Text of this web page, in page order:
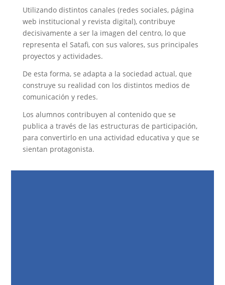
Utilizando distintos canales (redes sociales, página
web institucional y revista digital), contribuye
decisivamente a ser la imagen del centro, lo que
representa el Satafi, con sus valores, sus principales
proyectos y actividades.
De esta forma, se adapta a la sociedad actual, que
construye su realidad con los distintos medios de
comunicación y redes.
Los alumnos contribuyen al contenido que se
publica a través de las estructuras de participación,
para convertirlo en una actividad educativa y que se
sientan protagonista.